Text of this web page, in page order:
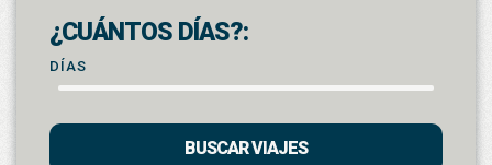
¿CUÁNTOS DÍAS?:
DÍAS
BUSCAR VIAJES